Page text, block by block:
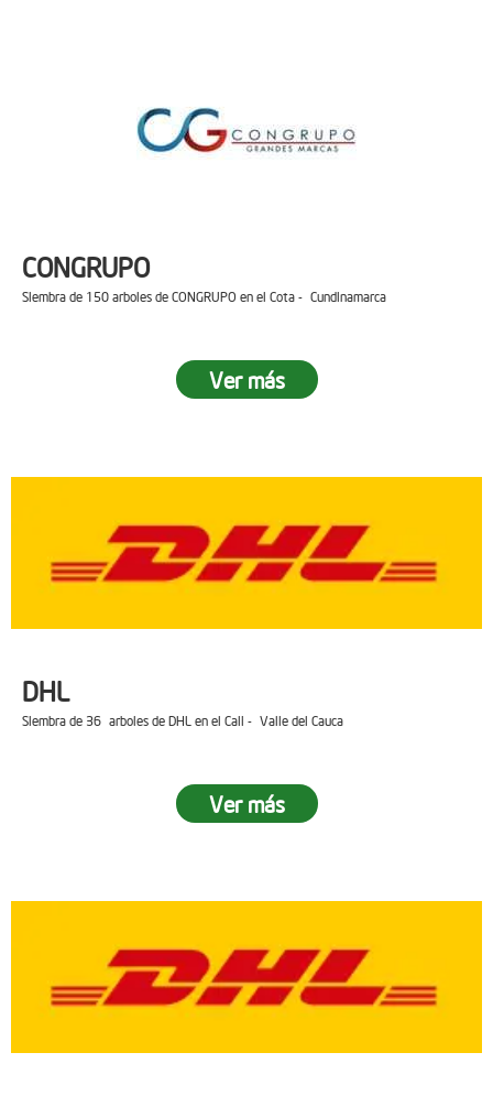
CONGRUPO
Siembra de 150 arboles de CONGRUPO en el Cota - Cundinamarca
Ver más
DHL
Siembra de 36 arboles de DHL en el Cali - Valle del Cauca
Ver más